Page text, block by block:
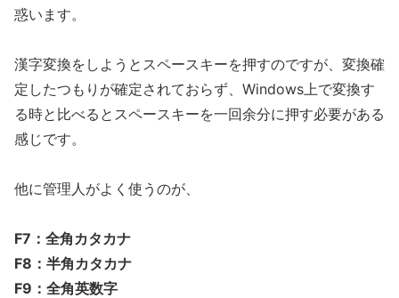
惑います。
漢字変換をしようとスペースキーを押すのですが、変換確
定したつもりが確定されておらず、Windows上で変換す
る時と比べるとスペースキーを一回余分に押す必要がある
感じです。
他に管理人がよく使うのが、
F7：全角カタカナ
F8：半角カタカナ
F9：全角英数字